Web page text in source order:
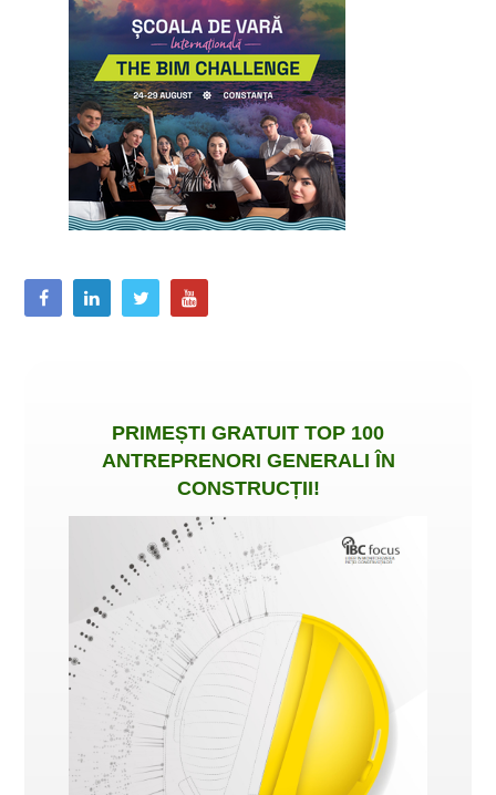
PRIMEȘTI GRATUIT TOP 100
ANTREPRENORI GENERALI ÎN
CONSTRUCȚII!